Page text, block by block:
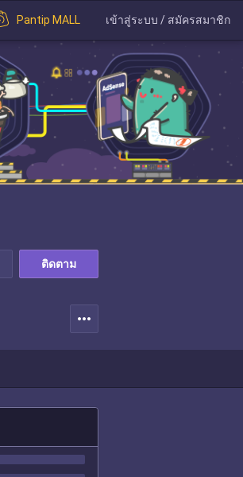
Pantip MALL เข้าสู่ระบบ / สมัครสมาชิก
ติดตาม
more_horiz